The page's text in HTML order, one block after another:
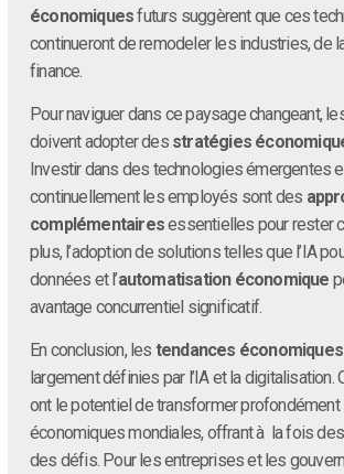
économiquesfuturs suggèrent que ces
continueront de remodeler les industries, de
finance.
Pour naviguer dans ce paysage changeant,
doivent adopter des stratégies
Investir dans des technologies émergentes
continuellement les employés sont des
complémentairesessentielles pour rester
plus, l’adoption de solutions telles que l’IA
données et l’automatisation économique
avantage concurrentiel significatif.
En conclusion, les tendances économiques
largement définies par l’IA et la
ont le potentiel de transformer
économiques mondiales, offrant à la fois
des défis. Pour les entreprises et les